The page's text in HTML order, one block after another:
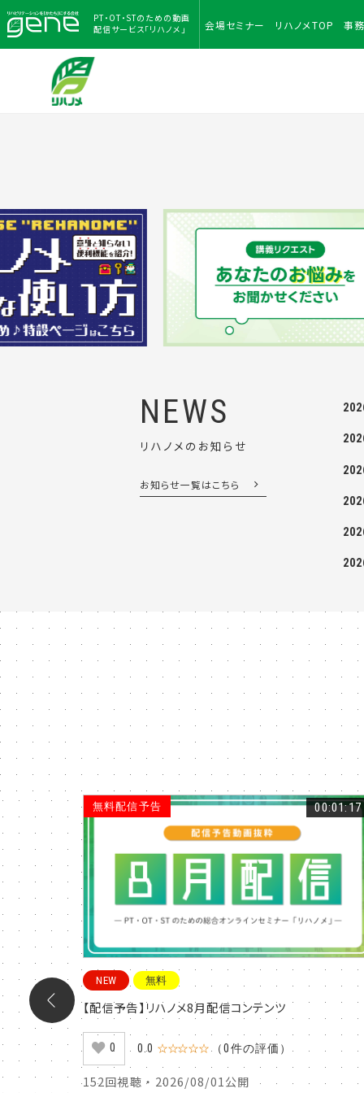
PT・OT・STのための動画
配信サービス「リハノメ」
会場セミナー リハノメTOP 事
NEWS
リハノメのお知らせ
お知らせ一覧はこちら
防の
無料配信予告 00:01:17
NEW 無料
【配信予告】リハノメ8月配信コンテンツ
0 0.0 ☆☆☆☆☆ （0件の評価）
152回視聴 ・ 2026/08/01公開